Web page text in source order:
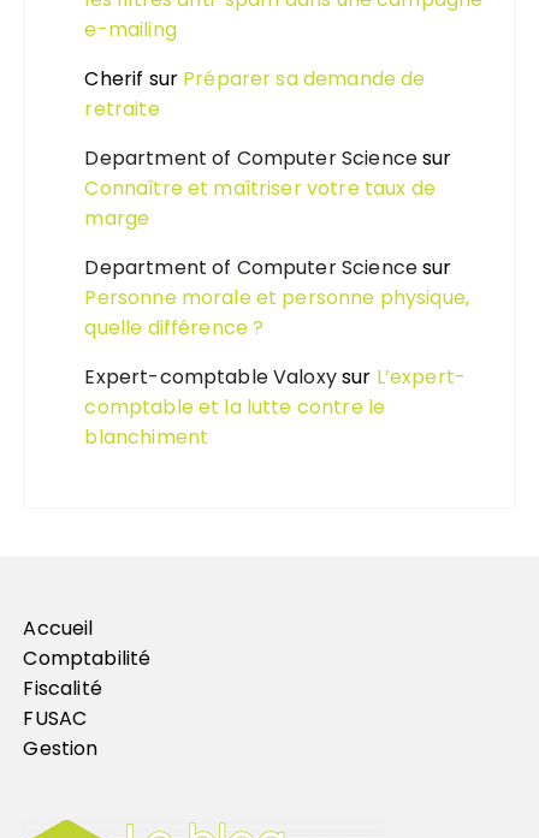
e-mailing
Cherif sur Préparer sa demande de
retraite
Department of Computer Sciencesur
Connaître et maîtriser votre taux de
marge
Department of Computer Sciencesur
Personne morale et personne physique,
quelle différence ?
Expert-comptable Valoxysur L’expert-
comptable et la lutte contre le
blanchiment
Accueil
Comptabilité
Fiscalité
FUSAC
Gestion